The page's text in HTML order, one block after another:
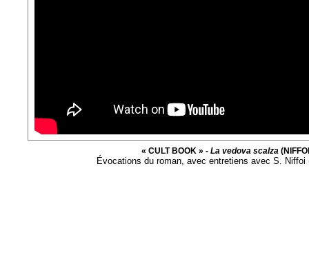
« CULT BOOK » - La vedova scalza
Évocations du roman, avec entretiens avec S. Niffoi